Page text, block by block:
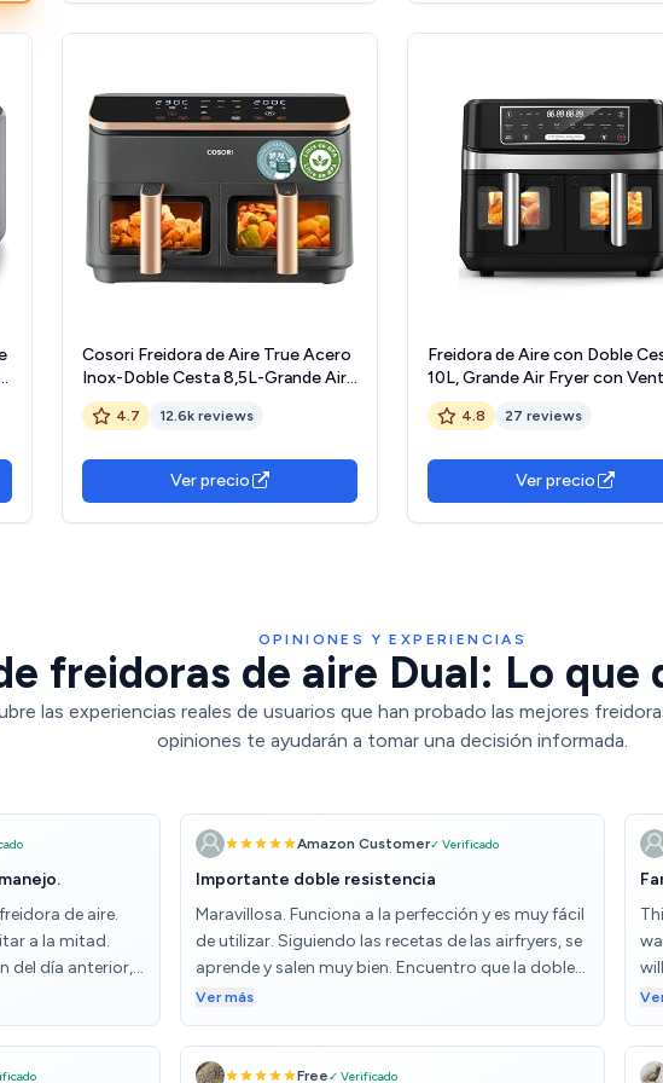
Cosori Freidora de Aire True Acero
Inox-Doble Cesta 8,5L-Grande Air
Fryer-Sync Cook de Alta
Tecnología-Alta Potencia y
Energético-10 Funciones-Máx 10
Personas-Limpiable
4.7 12.6k reviews
Ver precio
Freidora de Aire con Doble
10L, Grande Air Fryer con
Visualizada, 8 en 1 Preajustes
Cocción con 2 Cajones 5L,
rápida, Apto para lavavajillas
4.8 27 reviews
Ver precio
OPINIONES Y EXPERIENCIAS
freidoras de aire Dual: Lo que
las experiencias reales de usuarios que han probado las mejores
opiniones te ayudarán a tomar una decisión informada.
de aire.
a la mitad.
del día anterior,
Un acierto que
Amazon Customer✓ Verificado
Importante doble resistencia
Maravillosa. Funciona a la perfección y es muy fácil
de utilizar. Siguiendo las recetas de las airfryers, se
aprende y salen muy bien. Encuentro que la doble
resistencia es fundamental y el espacio amplio de
esta freidora permite hacer buenas y diferentes
comidas al mismo tiempo.
Ver más
in
Free✓ Verificado